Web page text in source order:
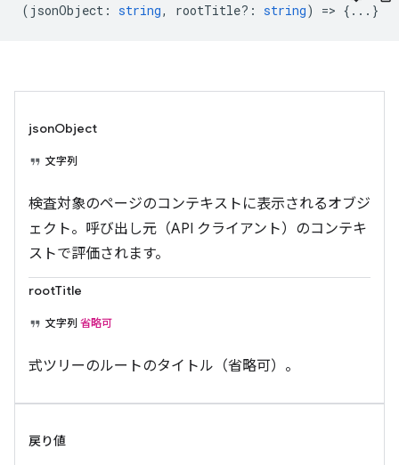
( jsonObject : string, rootTitle? : string) => {...}
jsonObject
文字列
検査対象のページのコンテキストに表示されるオブジ
ェクト。呼び出し元（API クライアント）のコンテキ
ストで評価されます。
rootTitle
文字列 省略可
式ツリーのルートのタイトル（省略可）。
戻り値